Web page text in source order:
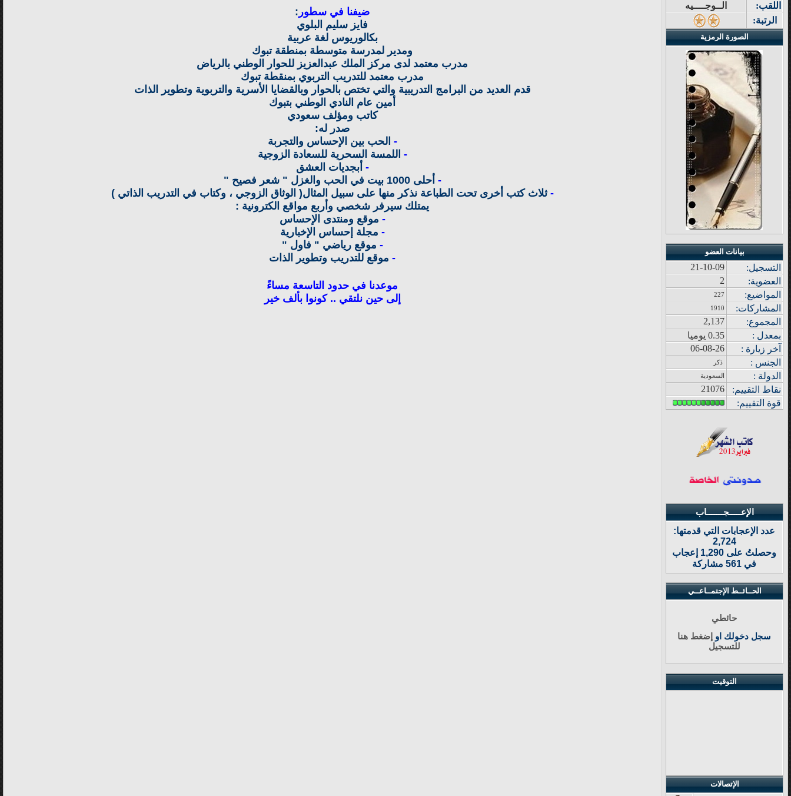
اللقب:
الــوجــــيه
الرتبة:
الصورة الرمزية
بيانات العضو
التسجيل:
21-10-09
العضوية:
2
المواضيع:
227
المشاركات:
1910
المجموع:
2,137
بمعدل :
0.35 يوميا
خر زيار ة :
06-08-26
الجنس :
ذكر
الدولة : السعودية
نقاط التقييم:
21076
قوة التقييم:
الإعـــــجـــــــاب
عدد الإعجابات التي قدمتها:
2,724
وحصلتُ على 1,290 إعجاب
في 561 مشاركة
الحــائــط الإجتمــاعــي
حائطي
سجل دخولك او إضغط هنا
للتسجيل
التوقيت
الإتصالات
ضيفنا في سطور :
فايز سليم البلوي
بكالوريوس لغة عربية
ومدير لمدرسة متوسطة بمنطقة تبوك
مدرب معتمد لدى مركز الملك عبدالعزيز للحوار الوطني بالرياض
مدرب معتمد للتدريب التربوي بمنقطة تبوك
قدم العديد من البرامج التدريبية والتي تختص بالحوار وبالقضايا الأسرية والتربوية وتطوير الذات
أمين عام النادي الوطني بتبوك
كاتب ومؤلف سعودي
صدر له:
- الحب بين الإحساس والتجربة
- اللمسة السحرية للسعادة الزوجية
- أبجديات العشق
- أحلى 1000 بيت في الحب والغزل " شعر فصيح "
- ثلاث كتب أخرى تحت الطباعة نذكر منها على سبيل المثال( الوثاق الزوجي ، وكتاب في التدريب الذاتي )
يمتلك سيرفر شخصي وأربع مواقع الكترونية :
- موقع ومنتدى الإحساس
- مجلة إحساس الإخبارية
- موقع رياضي " فاول "
- موقع للتدريب وتطوير الذات
موعدنا في حدود التاسعة مساءً
إلى حين نلتقي .. كونوا بألف خير